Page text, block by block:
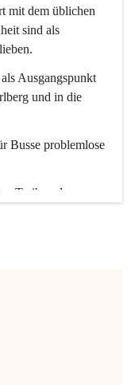
mit dem üblichen
sind als
Ausgangspunkt
und in die
Busse problemlose
Treiben der